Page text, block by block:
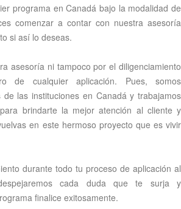
programa en Canadá bajo la modalidad de
comenzar a contar con nuestra asesoría
si así lo deseas.
asesoría ni tampoco por el diligenciamiento
de cualquier aplicación. Pues, somos
de las instituciones en Canadá y trabajamos
brindarte la mejor atención al cliente y
en este hermoso proyecto que es vivir
durante todo tu proceso de aplicación al
cada duda que te surja y
finalice exitosamente.